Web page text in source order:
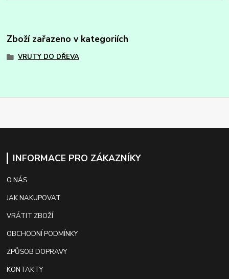
Zboží zařazeno v kategoriích
VRUTY DO DŘEVA
INFORMACE PRO ZÁKAZNÍKY
O NÁS
JAK NAKUPOVAT
VRÁTIT ZBOŽÍ
OBCHODNÍ PODMÍNKY
ZPŮSOB DOPRAVY
KONTAKTY